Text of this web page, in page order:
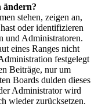
ändern?
stehen, zeigen an,
oder identifizieren
und Administratoren.
eines Ranges nicht
festgelegt
Beiträge, nur um
Boards dulden dieses
Administrator wird
wieder zurücksetzen.